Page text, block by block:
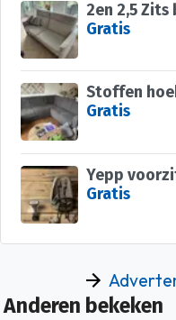
2en 2,5
Gratis
Stoffen
Gratis
Yepp
Gratis
Anderen bekeken